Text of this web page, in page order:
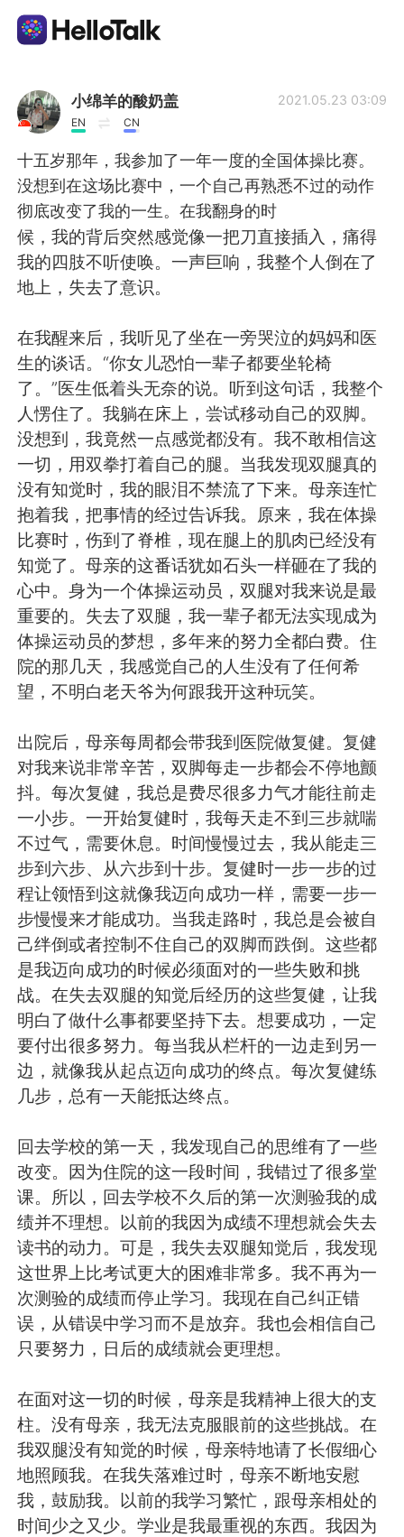
Language Exchange App
AI Grammar Checker
English
简体中文 繁體中文
Français Deutsch
日本語 한국어
Русский ไทย
Indonesia Italiano
Türkçe Tiếng Việt
Português
小绵羊的酸奶盖
EN CN
2021.05.23 03:09
十五岁那年，我参加了一年一度的全国体操比赛。
没想到在这场比赛中，一个自己再熟悉不过的动作
彻底改变了我的一生。在我翻身的时
候，我的背后突然感觉像一把刀直接插入，痛得
我的四肢不听使唤。一声巨响，我整个人倒在了
地上，失去了意识。
在我醒来后，我听见了坐在一旁哭泣的妈妈和医
生的谈话。“你女儿恐怕一辈子都要坐轮椅
了。”医生低着头无奈的说。听到这句话，我整个
人愣住了。我躺在床上，尝试移动自己的双脚。
没想到，我竟然一点感觉都没有。我不敢相信这
一切，用双拳打着自己的腿。当我发现双腿真的
没有知觉时，我的眼泪不禁流了下来。母亲连忙
抱着我，把事情的经过告诉我。原来，我在体操
比赛时，伤到了脊椎，现在腿上的肌肉已经没有
知觉了。母亲的这番话犹如石头一样砸在了我的
心中。身为一个体操运动员，双腿对我来说是最
重要的。失去了双腿，我一辈子都无法实现成为
体操运动员的梦想，多年来的努力全都白费。住
院的那几天，我感觉自己的人生没有了任何希
望，不明白老天爷为何跟我开这种玩笑。
出院后，母亲每周都会带我到医院做复健。复健
对我来说非常辛苦，双脚每走一步都会不停地颤
抖。每次复健，我总是费尽很多力气才能往前走
一小步。一开始复健时，我每天走不到三步就喘
不过气，需要休息。时间慢慢过去，我从能走三
步到六步、从六步到十步。复健时一步一步的过
程让领悟到这就像我迈向成功一样，需要一步一
步慢慢来才能成功。当我走路时，我总是会被自
己绊倒或者控制不住自己的双脚而跌倒。这些都
是我迈向成功的时候必须面对的一些失败和挑
战。在失去双腿的知觉后经历的这些复健，让我
明白了做什么事都要坚持下去。想要成功，一定
要付出很多努力。每当我从栏杆的一边走到另一
边，就像我从起点迈向成功的终点。每次复健练
几步，总有一天能抵达终点。
回去学校的第一天，我发现自己的思维有了一些
改变。因为住院的这一段时间，我错过了很多堂
课。所以，回去学校不久后的第一次测验我的成
绩并不理想。以前的我因为成绩不理想就会失去
读书的动力。可是，我失去双腿知觉后，我发现
这世界上比考试更大的困难非常多。我不再为一
次测验的成绩而停止学习。我现在自己纠正错
误，从错误中学习而不是放弃。我也会相信自己
只要努力，日后的成绩就会更理想。
在面对这一切的时候，母亲是我精神上很大的支
柱。没有母亲，我无法克服眼前的这些挑战。在
我双腿没有知觉的时候，母亲特地请了长假细心
地照顾我。在我失落难过时，母亲不断地安慰
我，鼓励我。以前的我学习繁忙，跟母亲相处的
时间少之又少。学业是我最重视的东西。我因为